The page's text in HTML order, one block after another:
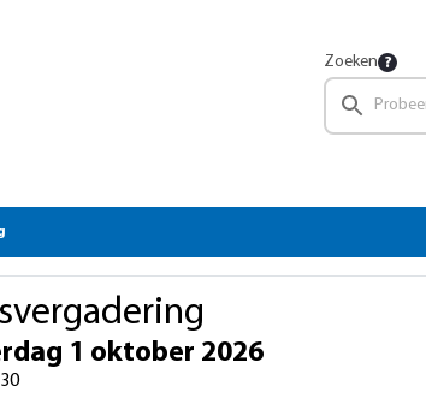
Zoeken
1 oktober 2026